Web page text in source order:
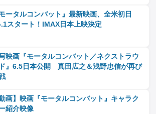
モータルコンバット』最新映画、全米初日
スタート！IMAX日本上映決定
映画『モータルコンバット／ネクストラウ
』6.5日本公開 真田広之＆浅野忠信が再び
動画】映画『モータルコンバット』キャラク
紹介映像